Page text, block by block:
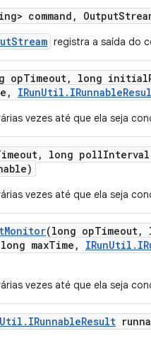
command , Output
registra a saída do
opTimeout, long initial
, IRunUtil . IRunnable
vezes até que ela seja
, long pollInterval
vezes até que ela seja
Monitor(long opTimeout,
long maxTime , IRunUtil .
vezes até que ela seja
Util . IRunnableResult